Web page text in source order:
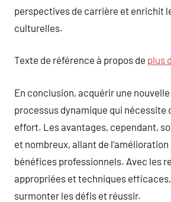
perspectives de carrière et enrichit
culturelles.
Texte de référence à propos de plus
En conclusion, acquérir une
processus dynamique qui nécessite
effort. Les avantages, cependant,
et nombreux, allant de
bénéfices professionnels. Avec les
appropriées et techniques
surmonter les défis et réussir.